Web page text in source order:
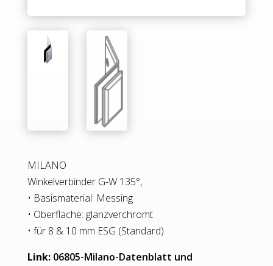
MILANO
Winkelverbinder G-W 135°,
• Basismaterial: Messing
• Oberfläche: glanzverchromt
• für 8 & 10 mm ESG (Standard)
Link: 06805-Milano-Datenblatt und